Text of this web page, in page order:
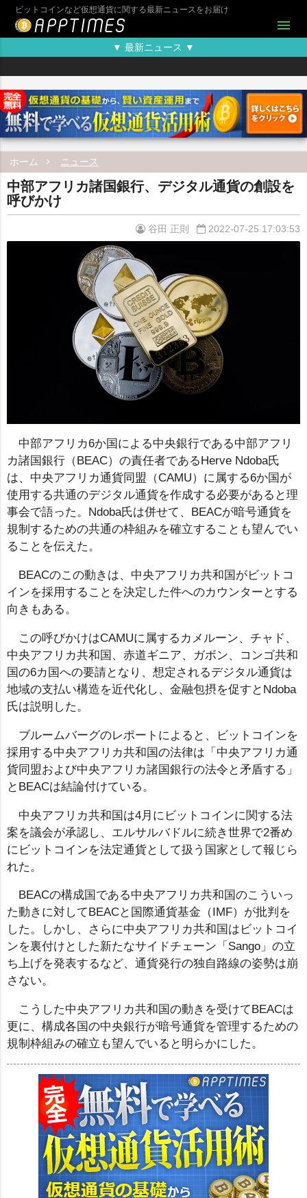
ビットコインなど仮想通貨に関する最新ニュースをお届け
menu
▼ 最新ニュース ▼
ホーム ニュース
中部アフリカ諸国銀行、デジタル通貨の創設を
呼びかけ
谷田 正則 2022-07-25 17:03:53
中部アフリカ6か国による中央銀行である中部アフリ
カ諸国銀行（BEAC）の責任者であるHerve Ndoba氏
は、中央アフリカ通貨同盟（CAMU）に属する6か国が
使用する共通のデジタル通貨を作成する必要があると理
事会で語った。Ndoba氏は併せて、BEACが暗号通貨を
規制するための共通の枠組みを確立することも望んでい
ることを伝えた。
BEACのこの動きは、中央アフリカ共和国がビットコ
インを採用することを決定した件へのカウンターとする
向きもある。
この呼びかけはCAMUに属するカメルーン、チャド、
中央アフリカ共和国、赤道ギニア、ガボン、コンゴ共和
国の6カ国への要請となり、想定されるデジタル通貨は
地域の支払い構造を近代化し、金融包摂を促すとNdoba
氏は説明した。
ブルームバーグのレポートによると、ビットコインを
採用する中央アフリカ共和国の法律は「中央アフリカ通
貨同盟および中央アフリカ諸国銀行の法令と矛盾する」
とBEACは結論付けている。
中央アフリカ共和国は4月にビットコインに関する法
案を議会が承認し、エルサルバドルに続き世界で2番め
にビットコインを法定通貨として扱う国家として報じら
れた。
BEACの構成国である中央アフリカ共和国のこういっ
た動きに対してBEACと国際通貨基金（IMF）が批判を
した。しかし、さらに中央アフリカ共和国はビットコイ
ンを裏付けとした新たなサイドチェーン「Sango」の立
ち上げを発表するなど、通貨発行の独自路線の姿勢は崩
さない。
こうした中央アフリカ共和国の動きを受けてBEACは
更に、構成各国の中央銀行が暗号通貨を管理するための
規制枠組みの確立も望んでいると明らかにした。